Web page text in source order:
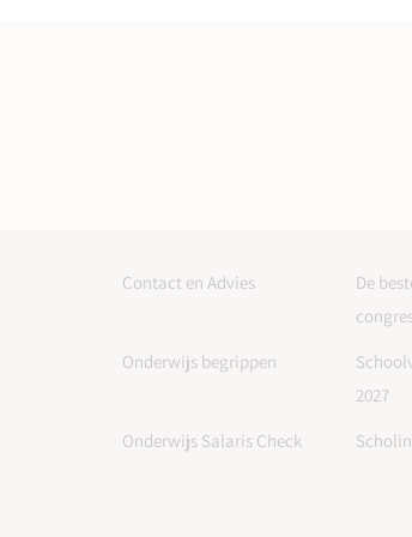
Contact en Advies
De
Onderwijs begrippen
2027
Onderwijs Salaris Check